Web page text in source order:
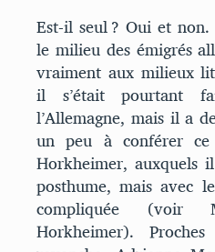
Est-il seul ? Oui et
le milieu des émigrés
vraiment aux milieux
il s’était pourtant
l’Allemagne, mais il a
un peu à conférer
Horkheimer, auxquels
posthume, mais avec
compliquée (voir
Horkheimer).